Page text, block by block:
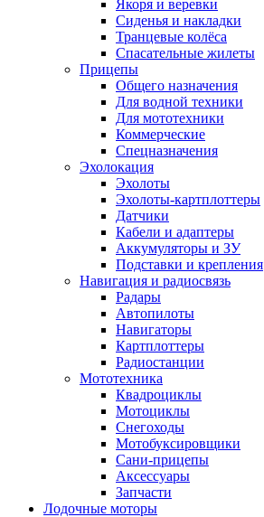
Якоря и веревки
Сиденья и накладки
Транцевые колёса
Спасательные жилеты
Прицепы
Общего назначения
Для водной техники
Для мототехники
Коммерческие
Спецназначения
Эхолокация
Эхолоты
Эхолоты-картплоттеры
Датчики
Кабели и адаптеры
Аккумуляторы и ЗУ
Подставки и крепления
Навигация и радиосвязь
Радары
Автопилоты
Навигаторы
Картплоттеры
Радиостанции
Мототехника
Квадроциклы
Мотоциклы
Снегоходы
Мотобуксировщики
Сани-прицепы
Аксессуары
Запчасти
Лодочные моторы